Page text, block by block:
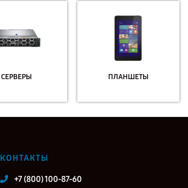
СЕРВЕРЫ ПЛАНШЕТЫ
КОНТАКТЫ
+7 (800) 100-87-60